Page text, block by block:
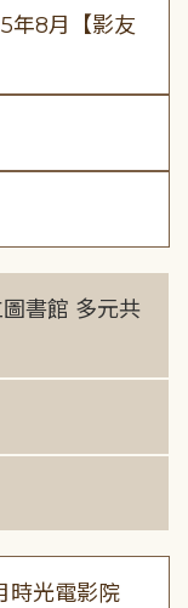
年8月【影友
圖書館 多元共
時光電影院